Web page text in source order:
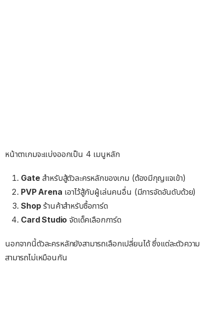
หน้าตาเกมจะแบ่งออกเป็น 4 เมนูหลัก
Gateสำหรับสู้ตัวละครหลักของเกม (ต้องมีกุญแจเข้า)
PVP Arena เอาไว้สู้กับผู้เล่นคนอื่น (มีการจัดอันดับด้วย)
Shopร้านค้าสำหรับซื้อการ์ด
Card Studio จัดเด็คเลือกการ์ด
นอกจากนี้ตัวละครหลักยังสามารถเลือกเปลี่ยนได้ ซึ่งแต่ละตัวความ
สามารถไม่เหมือนกัน